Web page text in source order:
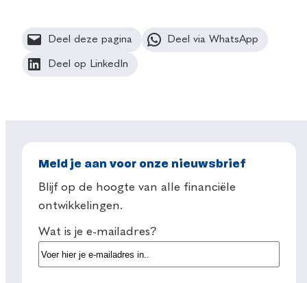
Deel deze pagina Deel via WhatsApp
Deel op LinkedIn
Meld je aan voor onze nieuwsbrief
Blijf op de hoogte van alle financiële
ontwikkelingen.
Wat is je e-mailadres?